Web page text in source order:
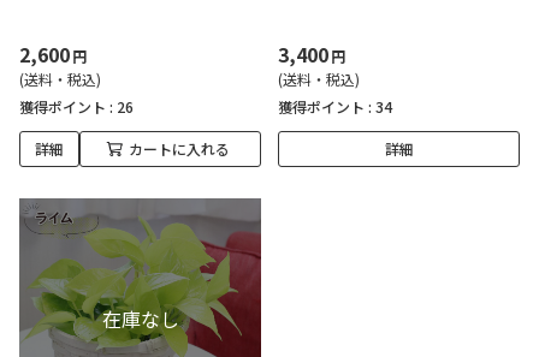
2,600円
(送料・税込)
獲得ポイント : 26
詳細 カートに入れる
3,400円
(送料・税込)
獲得ポイント : 34
詳細